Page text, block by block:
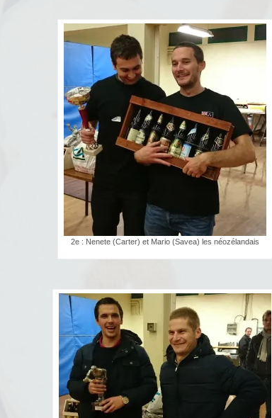
2e : Nenete (Carter) et Mario (Savea) les néozélandais